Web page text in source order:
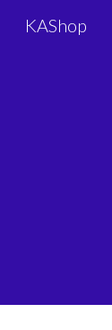
KAShop